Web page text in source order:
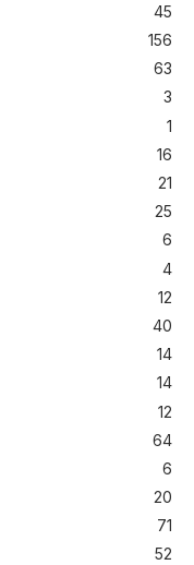
45
156
63
3
1
16
21
25
6
4
12
40
14
14
12
64
6
20
71
52